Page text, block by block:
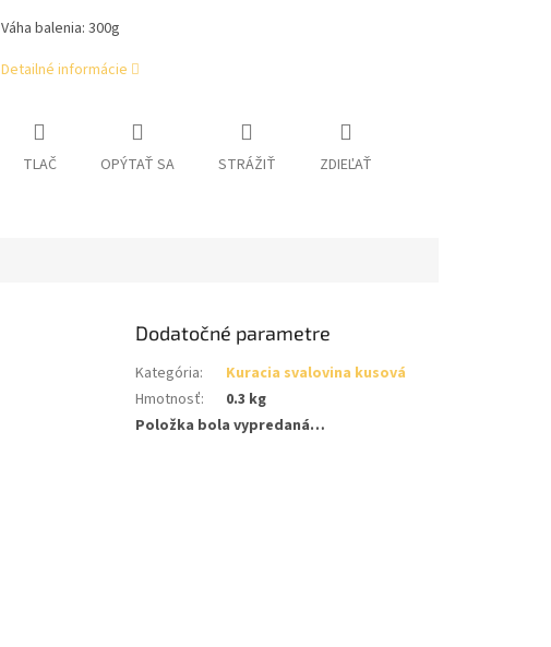
Váha balenia: 300g
Detailné informácie
TLAČ OPÝTAŤ SA STRÁŽIŤ ZDIEĽAŤ
Dodatočné parametre
Kategória:
Kuracia svalovina kusová
Hmotnosť:
0.3 kg
Položka bola vypredaná…